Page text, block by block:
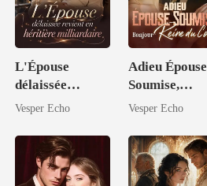
L'Épouse
délaissée
revient en
milliardaire
Vesper Echo
Adieu Épouse
Soumise,
Bonjour Reine
Vesper Echo